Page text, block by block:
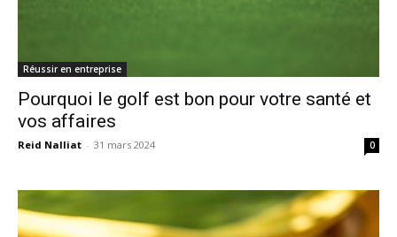
Réussir en entreprise
Pourquoi le golf est bon pour votre santé et
vos affaires
Reid Nalliat - 31 mars 2024 0